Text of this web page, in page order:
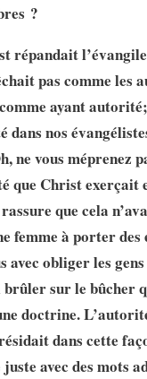
?
répandait
pas comme les
ayant
dans nos
ne vous méprenez
que Christ exerçait
que cela
femme à porter des
avec obliger les
sur le bûcher
doctrine.
dans cette
avec des mots